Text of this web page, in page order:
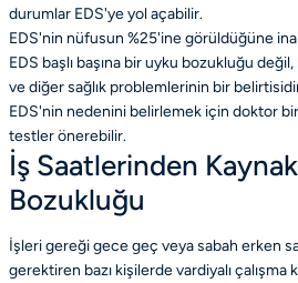
durumlar EDS'ye yol açabilir.
EDS'nin nüfusun %25'ine görüldüğüne
EDS başlı başına bir uyku bozukluğu
ve diğer sağlık problemlerinin bir
EDS'nin nedenini belirlemek için doktor bir
testler önerebilir.
İş Saatlerinden
Bozukluğu
İşleri gereği gece geç veya sabah erken
gerektiren bazı kişilerde vardiyalı çalışma